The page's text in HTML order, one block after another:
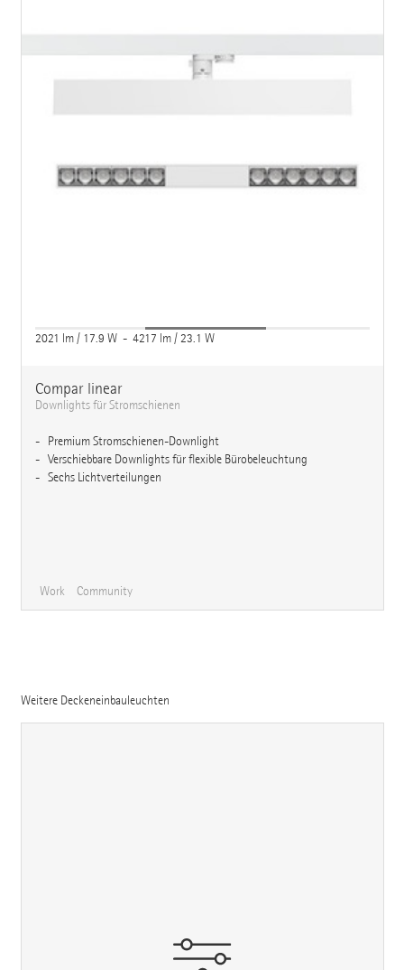
2021 lm / 17.9 W - 4217 lm / 23.1 W
Compar linear
Downlights für Stromschienen
Premium Stromschienen-Downlight
Verschiebbare Downlights für flexible Bürobeleuchtung
Sechs Lichtverteilungen
Work Community
Weitere Deckeneinbauleuchten